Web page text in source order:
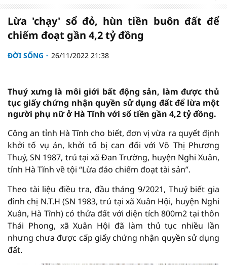
Lừa 'chạy' sổ đỏ, hùn tiền buôn đất để
chiếm đoạt gần 4,2 tỷ đồng
ĐỜI SỐNG 26/11/2022 21:38
Thuý xưng là môi giới bất động sản, làm được thủ
tục giấy chứng nhận quyền sử dụng đất để lừa một
người phụ nữ ở Hà Tĩnh với số tiền gần 4,2 tỷ đồng.
Công an tỉnh Hà Tĩnh cho biết, đơn vị vừa ra quyết định
khởi tố vụ án, khởi tố bị can đối với Võ Thị Phương
Thuý, SN 1987, trú tại xã Đan Trường, huyện Nghi Xuân,
tỉnh Hà Tĩnh về tội “Lừa đảo chiếm đoạt tài sản”.
Theo tài liệu điều tra, đầu tháng 9/2021, Thuý biết gia
đình chị N.T.H (SN 1983, trú tại xã Xuân Hội, huyện Nghi
Xuân, Hà Tĩnh) có thửa đất với diện tích 800m2 tại thôn
Thái Phong, xã Xuân Hội đã làm thủ tục nhiều lần
nhưng chưa được cấp giấy chứng nhận quyền sử dụng
đất.